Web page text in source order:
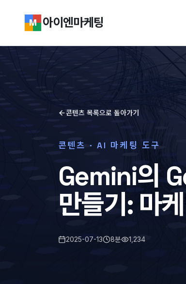
아이엔마케팅
콘텐츠 목록으로 돌아가기
콘텐츠 · AI 마케팅 도구
Gemini의
만들기: 마
2025-07-13 8분 1,234